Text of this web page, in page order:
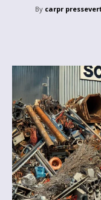
By carpr